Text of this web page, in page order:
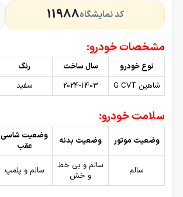
کد نمایشگاه11988
مشخصات خودرو:
نوع خودرو سال ساخت رنگ
شاهین G CVT
2024-1403 سفید
سلامت خودرو:
وضعیت موتور وضعیت بدنه
وضعیت شاسی
عقب
سالم
سالم و بی خط
و خش
سالم و پلمپ